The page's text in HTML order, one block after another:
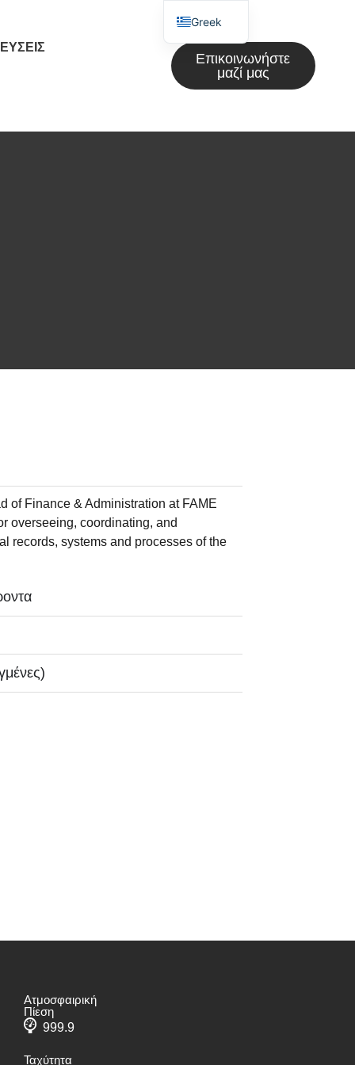
Επικοινωνήστε
μαζί μας
of Finance & Administration at FAME
overseeing, coordinating, and
records, systems and processes of the
Ατμοσφαιρική
Πίεση
999.9
Ταχύτητα
Greek
English